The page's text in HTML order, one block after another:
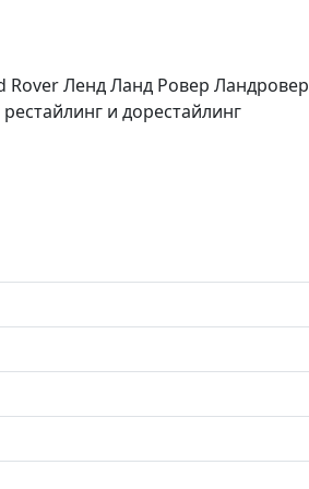
Rover Ленд Ланд Ровер Ландровер
и дорестайлинг